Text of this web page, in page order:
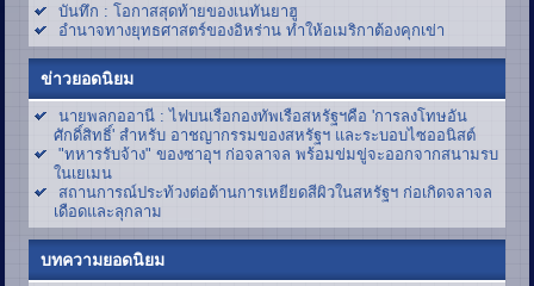
บันทึก : โอกาสสุดท้ายของเนทันยาฮู
อำนาจทางยุทธศาสตร์ของอิหร่าน ทำให้อเมริกาต้องคุกเข่า
ข่าวยอดนิยม
นายพลกออานี : ไฟบนเรือกองทัพเรือสหรัฐฯคือ 'การลงโทษอัน
ศักดิ์สิทธิ์' สำหรับ อาชญากรรมของสหรัฐฯ และระบอบไซออนิสต์
"ทหารรับจ้าง" ของซาอุฯ ก่อจลาจล พร้อมข่มขู่จะออกจากสนามรบ
ในเยเมน
สถานการณ์ประท้วงต่อต้านการเหยียดสีผิวในสหรัฐฯ ก่อเกิดจลาจล
เดือดและลุกลาม
บทความยอดนิยม